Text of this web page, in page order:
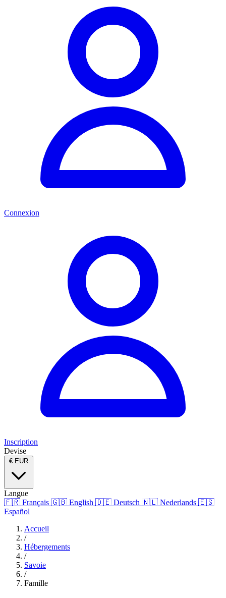
Connexion
Inscription
Devise
€ EUR
Langue
🇫🇷 Français 🇬🇧 English 🇩🇪 Deutsch 🇳🇱 Nederlands 🇪🇸
Español
Accueil
/
Hébergements
/
Savoie
/
Famille